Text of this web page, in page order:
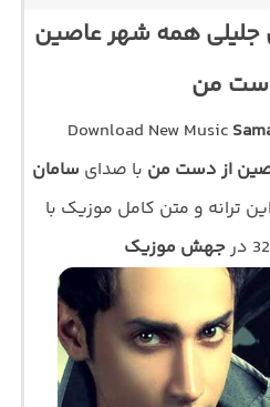
جلیلی همه شهر عاصین
من
Download New Music
از دست من با صدای سامان
ترانه و متن کامل موزیک با
جهش موزیک